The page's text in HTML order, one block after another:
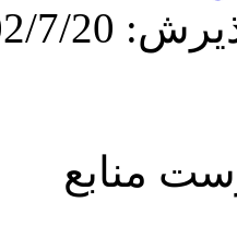
دریافت: 1402/4/22 | پذیرش: 1402/7/20 | انتشار: